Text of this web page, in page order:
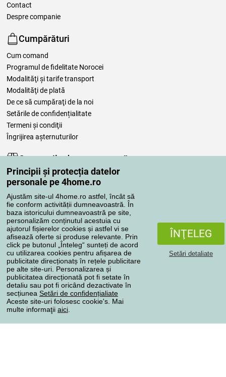
Principii și protecția datelor
personale pe 4home.ro
Ajustăm site-ul 4home.ro astfel, încât să
fie conform activității dumneavoastră. În
baza istoricului dumneavoastră pe site,
personalizăm conținutul acestuia cu
ajutorul fișierelor cookies și astfel vi se
afisează oferte si produse relevante. Prin
click pe butonul „Înteleg“ sunteți de acord
cu utilizarea cookies pentru afișarea de
publicitate direcționatș în rețele publicitare
pe alte site-uri. Personalizarea și
publicitatea direcționată pot fi setate în
detaliu sau pot fi oricând dezactivate în
secțiunea Setări de confidențialiate
Aceste site-uri folosesc cookie's. Mai
multe informaţii aici
ÎNŢELEG
Setări detaliate
Contact
Despre companie
Cumpărături
Cum comand
Programul de fidelitate Norocei
Modalităţi şi tarife transport
Modalităţi de plată
De ce să cumpăraţi de la noi
Setările de confidențialitate
Termeni şi condiţii
Îngrijirea așternuturilor
Comenzile dumneavoastră
Contul meu
Revizuirea comenzilor
Reclamaţii
Retragere de la contract
Regulile de procesare a recenziilor
Metode de transport
Metode de plată